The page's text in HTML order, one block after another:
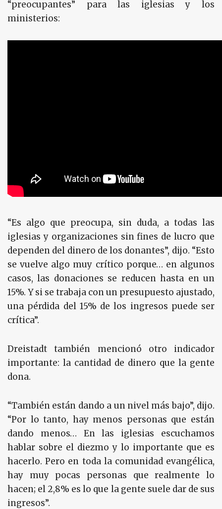
“preocupantes” para las iglesias y los
ministerios:
“Es algo que preocupa, sin duda, a todas las
iglesias y organizaciones sin fines de lucro que
dependen del dinero de los donantes”, dijo. “Esto
se vuelve algo muy crítico porque… en algunos
casos, las donaciones se reducen hasta en un
15%. Y si se trabaja con un presupuesto ajustado,
una pérdida del 15% de los ingresos puede ser
crítica”.
Dreistadt también mencionó otro indicador
importante: la cantidad de dinero que la gente
dona.
“También están dando a un nivel más bajo”, dijo.
“Por lo tanto, hay menos personas que están
dando menos… En las iglesias escuchamos
hablar sobre el diezmo y lo importante que es
hacerlo. Pero en toda la comunidad evangélica,
hay muy pocas personas que realmente lo
hacen; el 2,8% es lo que la gente suele dar de sus
ingresos”.